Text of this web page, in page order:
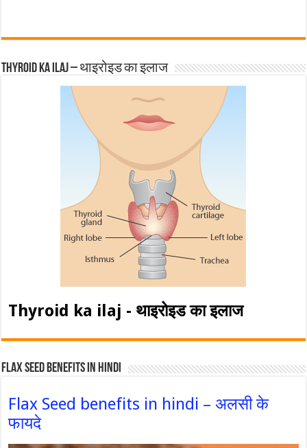
Thyroid ka ilaj – थाइरोइड का इलाज
Thyroid ka ilaj - थाइरोइड का इलाज
Flax Seed Benefits in hindi
Flax Seed benefits in hindi – अलसी के
फायदे